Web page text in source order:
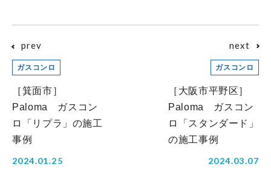
prev
ガスコンロ
［箕面市］
Paloma ガスコン
ロ「リプラ」の施工
事例
2024.01.25
next
ガスコンロ
［大阪市平野区］
Paloma ガスコン
ロ「スタンダード」
の施工事例
2024.03.07